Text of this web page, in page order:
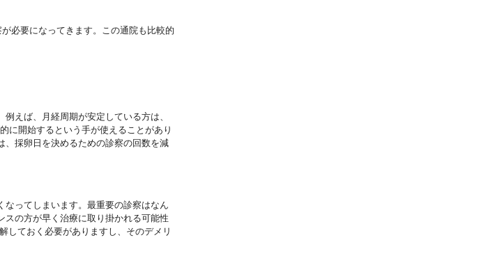
が必要になってきます。この通院も比較的
例えば、月経周期が安定している方は、
に開始するという手が使えることがあり
採卵日を決めるための診察の回数を減
なってしまいます。最重要の診察はなん
スの方が早く治療に取り掛かれる可能性
しておく必要がありますし、 そのデメリ